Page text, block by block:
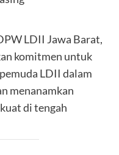
LDII Jawa Barat,
komitmen untuk
LDII dalam
menanamkan
di tengah